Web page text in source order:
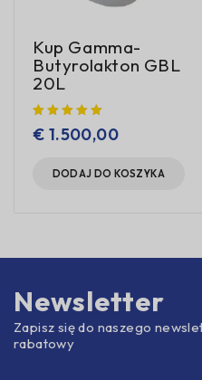
Kup Gamma-
Butyrolakton GBL
20L
€ 1.500,00
DODAJ DO KOSZYKA
Newsletter
Zapisz się do naszego
rabatowy